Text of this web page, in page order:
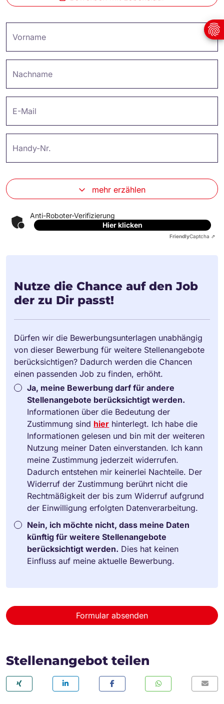
Vorname
Nachname
E-Mail
Handy-Nr.
mehr erzählen
Anti-Roboter-Verifizierung
Hier klicken
FriendlyCaptcha ⇗
Nutze die Chance auf den Job
der zu Dir passt!
Dürfen wir die Bewerbungsunterlagen unabhängig
von dieser Bewerbung für weitere Stellenangebote
berücksichtigen? Dadurch werden die Chancen
einen passenden Job zu finden, erhöht.
Ja, meine Bewerbung darf für andere
Stellenangebote berücksichtigt werden.
Informationen über die Bedeutung der
Zustimmung sind hier hinterlegt. Ich habe die
Informationen gelesen und bin mit der weiteren
Nutzung meiner Daten einverstanden. Ich kann
meine Zustimmung jederzeit widerrufen.
Dadurch entstehen mir keinerlei Nachteile. Der
Widerruf der Zustimmung berührt nicht die
Rechtmäßigkeit der bis zum Widerruf aufgrund
der Einwilligung erfolgten Datenverarbeitung.
Nein, ich möchte nicht, dass meine Daten
künftig für weitere Stellenangebote
berücksichtigt werden. Dies hat keinen
Einfluss auf meine aktuelle Bewerbung.
Formular absenden
Stellenangebot teilen